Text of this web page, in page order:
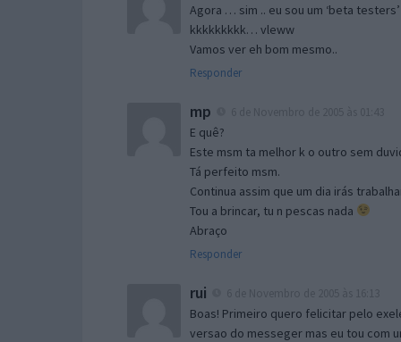
Agora … sim .. eu sou um ‘beta testers’
kkkkkkkkk… vleww
Vamos ver eh bom mesmo..
Responder
mp
E quê?
Este msm ta melhor k o outro sem
Tá perfeito msm.
Continua assim que um dia irás
Tou a brincar, tu n pescas nada
Abraço
Responder
rui
Boas! Primeiro quero felicitar pelo
versao do messeger mas eu tou com